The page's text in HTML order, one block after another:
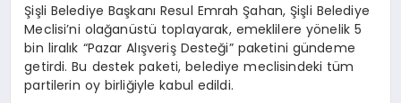
Şişli Belediye Başkanı Resul Emrah Şahan, Şişli Belediye
Meclisi’ni olağanüstü toplayarak, emeklilere yönelik 5
bin liralık “Pazar Alışveriş Desteği” paketini gündeme
getirdi. Bu destek paketi, belediye meclisindeki tüm
partilerin oy birliğiyle kabul edildi.